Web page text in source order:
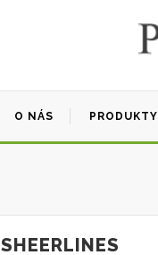
O NÁS PRODUKTY
SHEERLINES